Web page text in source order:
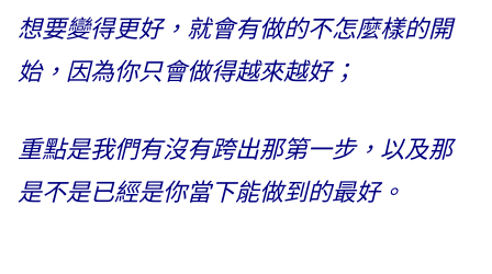
想要變得更好，就會有做的不怎麼樣的開
始，因為你只會做得越來越好；
重點是我們有沒有跨出那第一步，以及那
是不是已經是你當下能做到的最好。